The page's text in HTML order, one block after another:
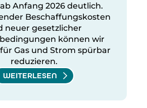
Anfang 2026 deutlich.
Beschaffungskosten
neuer gesetzlicher
können wir
Gas und Strom spürbar
reduzieren.
WEITERLESEN